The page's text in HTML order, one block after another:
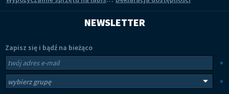
NEWSLETTER
Zapisz się i bądź na bieżąco
Newsletter
*
*